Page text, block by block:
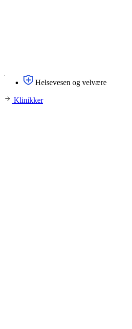
Helsevesen og velvære
Klinikker